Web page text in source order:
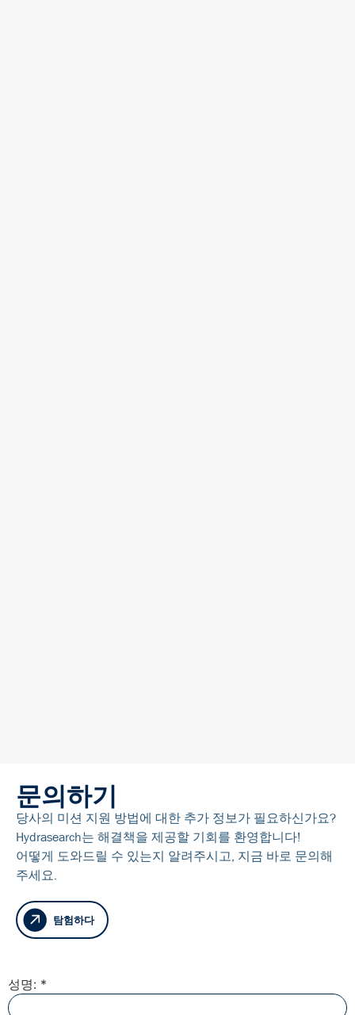
문의하기
당사의 미션 지원 방법에 대한 추가 정보가 필요하신가요?
Hydrasearch는 해결책을 제공할 기회를 환영합니다!
어떻게 도와드릴 수 있는지 알려주시고, 지금 바로 문의해
주세요.
탐험하다
성명: *